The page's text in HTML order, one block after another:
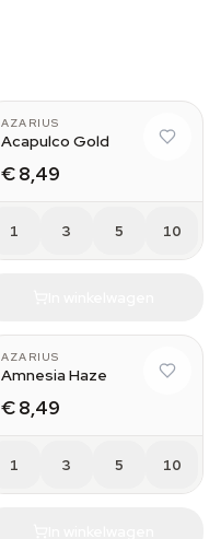
AZARIUS
Acapulco Gold
€ 8,49
1 3 5 10
AZARIUS
Amnesia Haze
€ 8,49
1 3 5 10